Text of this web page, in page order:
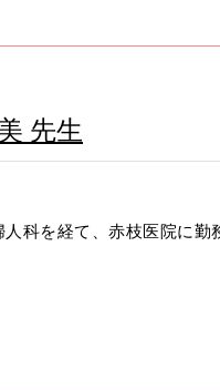
先生
科を経て、赤枝医院に勤